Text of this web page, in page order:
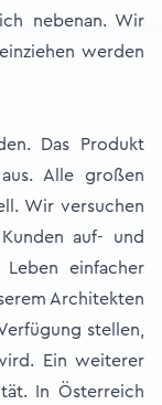
nebenan. Wir
werden
Das Produkt
Alle großen
Wir versuchen
auf- und
einfacher
Architekten
stellen,
Ein weiterer
In Österreich